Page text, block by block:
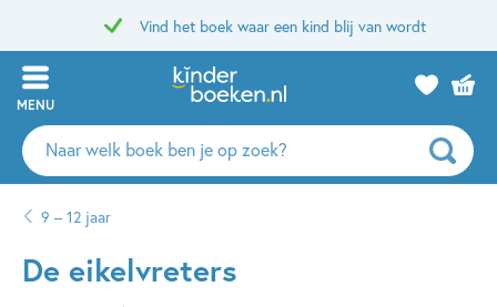
Vind het boek waar een kind blij van wordt
MENU
Zoeken
naar
auteurs
uitgevers
9 – 12 jaar
De eikelvreters